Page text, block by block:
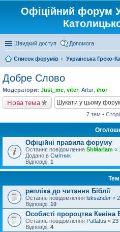
Офіційний форум
Швидкий доступ Допомога
Список форумів
Добре Слово
Модератори: Just_me viter, Artur ihor
Нова тема
7 тем •
Офіційні правила форуму
Останнє повідомлення ShMariam «
Додано в Смітник
Відповіді: 1
Тем
репліка до читання Біблії
Останнє повідомлення luksander «
Відповіді: 10
Особисті пророцтва Кевіна
Останнє повідомлення Patlatus « 23
Відповіді: 4